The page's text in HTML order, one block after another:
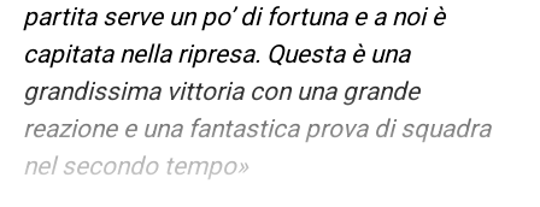
partita serve un po’ di fortuna e a noi è
capitata nella ripresa. Questa è una
grandissima vittoria con una grande
reazione e una fantastica prova di squadra
nel secondo tempo»